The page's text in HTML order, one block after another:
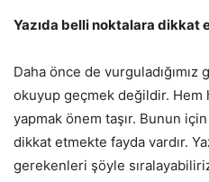
Yazıda belli noktalara dikkat
Daha önce de vurguladığımız
okuyup geçmek değildir. Hem
yapmak önem taşır. Bunun
dikkat etmekte fayda vardır.
gerekenleri şöyle